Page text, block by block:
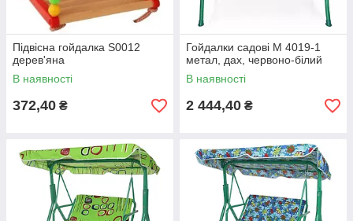
Підвісна гойдалка S0012
дерев'яна
В наявності
372,40 ₴
Гойдалки садові M 4019-1
метал, дах, червоно-білий
В наявності
2 444,40 ₴